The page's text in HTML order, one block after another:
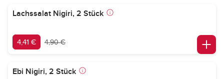
Lachssalat Nigiri, 2 Stück
4,41 € 4,90 €
Ebi Nigiri, 2 Stück